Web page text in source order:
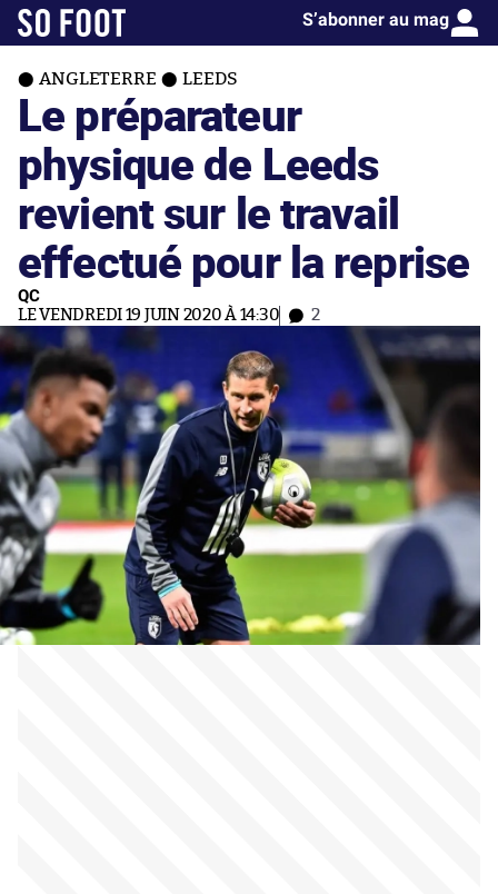
S’abonner au mag
ANGLETERRE LEEDS
Le préparateur
physique de Leeds
revient sur le travail
effectué pour la reprise
QC
LE VENDREDI 19 JUIN 2020 À 14:30 2